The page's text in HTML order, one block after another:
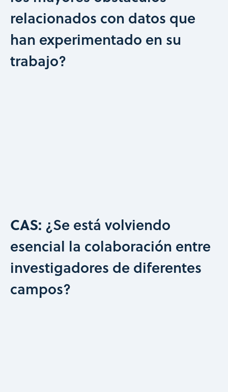
relacionados con datos que
han experimentado en su
trabajo?
CAS: ¿Se está volviendo
esencial la colaboración entre
investigadores de diferentes
campos?